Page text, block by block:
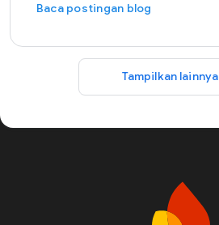
Baca postingan blog
Tampilkan lainnya